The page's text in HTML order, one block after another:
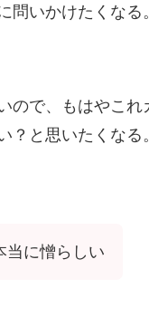
問いかけたくなる。
ので、もはやこれ
？と思いたくなる。
当に憎らしい